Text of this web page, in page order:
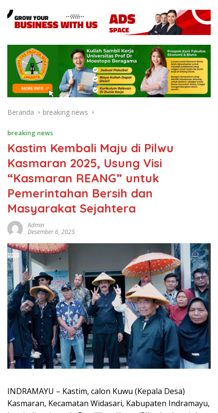
Beranda breaking news
breaking news
Kastim Kembali Maju di Pilwu
Kasmaran 2025, Usung Visi
“Kasmaran REANG” untuk
Pemerintahan Bersih dan
Masyarakat Sejahtera
Admin
Desember 6, 2025
INDRAMAYU – Kastim, calon Kuwu (Kepala Desa)
Kasmaran, Kecamatan Widasari, Kabupaten Indramayu,